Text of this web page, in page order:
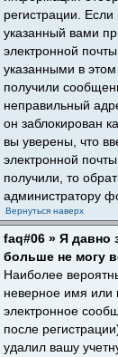
регистрации.
указанный вами
электронной
указанными в
получили
неправильный
он заблокирован
вы уверены, что
электронной
получили, то
администратору
Вернуться наверх
faq#06 » Я давно
больше не могу
Наиболее
неверное имя или
электронное
после
удалил вашу